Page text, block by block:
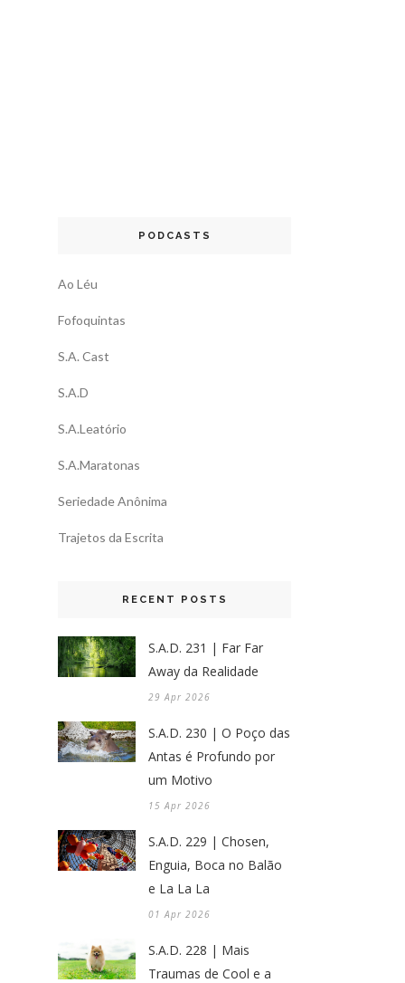
PODCASTS
Ao Léu
Fofoquintas
S.A. Cast
S.A.D
S.A.Leatório
S.A.Maratonas
Seriedade Anônima
Trajetos da Escrita
RECENT POSTS
S.A.D. 231 | Far Far
Away da Realidade
29 Apr 2026
S.A.D. 230 | O Poço das
Antas é Profundo por
um Motivo
15 Apr 2026
S.A.D. 229 | Chosen,
Enguia, Boca no Balão
e La La La
01 Apr 2026
S.A.D. 228 | Mais
Traumas de Cool e a